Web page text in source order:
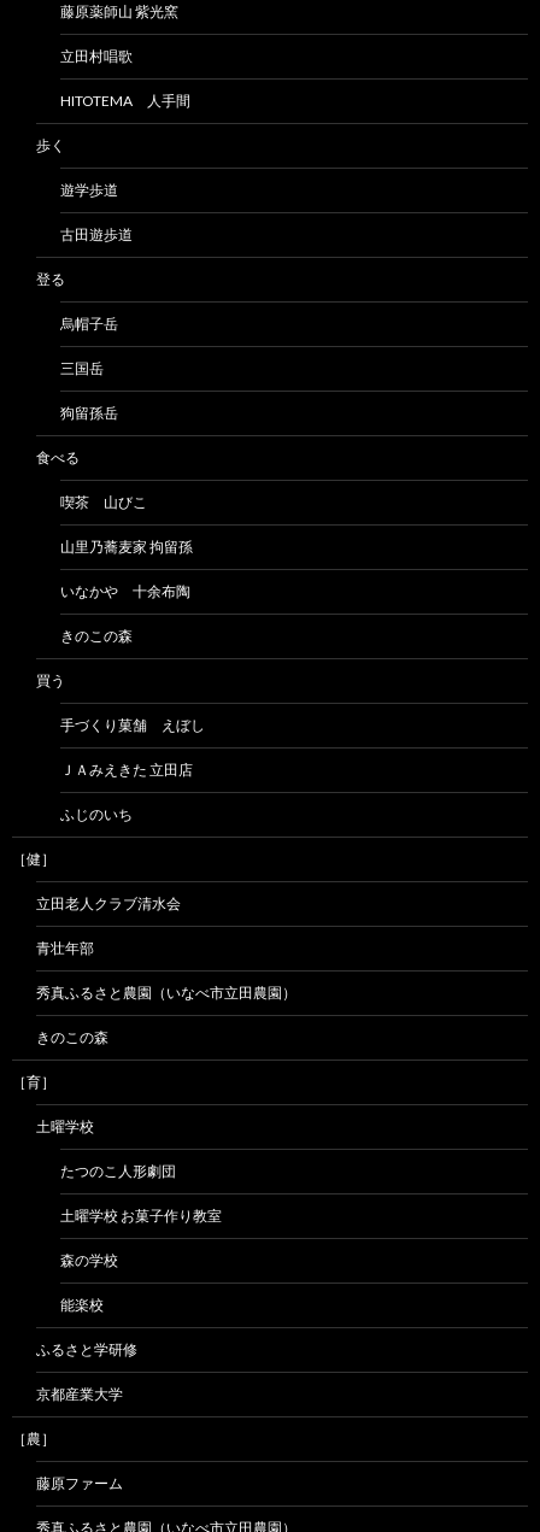
藤原薬師山 紫光窯
立田村唱歌
HITOTEMA 人手間
歩く
遊学歩道
古田遊歩道
登る
烏帽子岳
三国岳
狗留孫岳
食べる
喫茶 山びこ
山里乃蕎麦家 拘留孫
いなかや 十余布陶
きのこの森
買う
手づくり菓舗 えぼし
ＪＡみえきた 立田店
ふじのいち
［健］
立田老人クラブ清水会
青壮年部
秀真ふるさと農園（いなべ市立田農園）
きのこの森
［育］
土曜学校
たつのこ人形劇団
土曜学校 お菓子作り教室
森の学校
能楽校
ふるさと学研修
京都産業大学
［農］
藤原ファーム
秀真ふるさと農園（いなべ市立田農園）